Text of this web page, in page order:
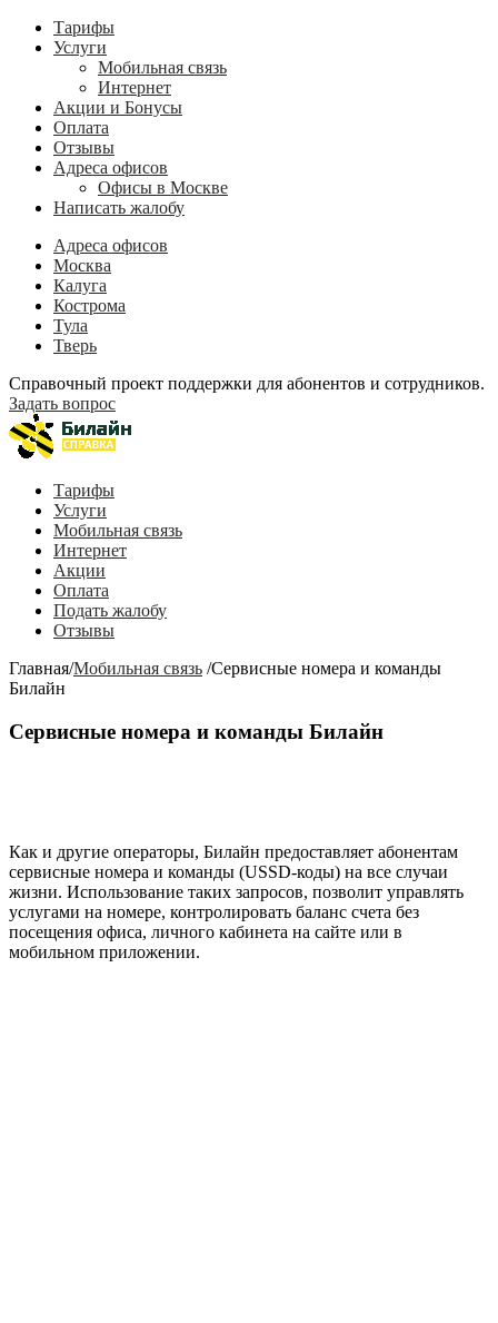
Тарифы
Услуги
Мобильная связь
Интернет
Акции и Бонусы
Оплата
Отзывы
Адреса офисов
Офисы в Москве
Написать жалобу
Адреса офисов
Москва
Калуга
Кострома
Тула
Тверь
Справочный проект поддержки для абонентов и сотрудников.
Задать вопрос
Тарифы
Услуги
Мобильная связь
Интернет
Акции
Оплата
Подать жалобу
Отзывы
Главная/Мобильная связь /Сервисные номера и команды
Билайн
Сервисные номера и команды Билайн
Как и другие операторы, Билайн предоставляет абонентам
сервисные номера и команды (USSD-коды) на все случаи
жизни. Использование таких запросов, позволит управлять
услугами на номере, контролировать баланс счета без
посещения офиса, личного кабинета на сайте или в
мобильном приложении.